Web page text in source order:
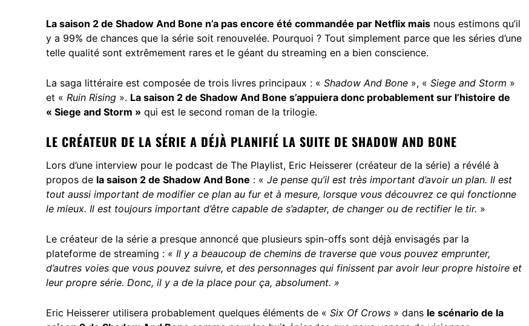
La saison 2 de Shadow And Bone n’a pas encore été commandée par Netflix mais nous estimons qu’il
y a 99% de chances que la série soit renouvelée. Pourquoi ? Tout simplement parce que les séries d’une
telle qualité sont extrêmement rares et le géant du streaming en a bien conscience.
La saga littéraire est composée de trois livres principaux : « Shadow And Bone », « Siege and Storm »
et « Ruin Rising ». La saison 2 de Shadow And Bone s’appuiera donc probablement sur l’histoire de
« Siege and Storm » qui est le second roman de la trilogie.
LE CRÉATEUR DE LA SÉRIE A DÉJÀ PLANIFIÉ LA SUITE DE SHADOW AND BONE
Lors d’une interview pour le podcast de The Playlist, Eric Heisserer (créateur de la série) a révélé à
propos de la saison 2 de Shadow And Bone : « Je pense qu’il est très important d’avoir un plan. Il est
tout aussi important de modifier ce plan au fur et à mesure, lorsque vous découvrez ce qui fonctionne
le mieux. Il est toujours important d’être capable de s’adapter, de changer ou de rectifier le tir. »
Le créateur de la série a presque annoncé que plusieurs spin-offs sont déjà envisagés par la
plateforme de streaming : « Il y a beaucoup de chemins de traverse que vous pouvez emprunter,
d’autres voies que vous pouvez suivre, et des personnages qui finissent par avoir leur propre histoire et
leur propre série. Donc, il y a de la place pour ça, absolument. »
Eric Heisserer utilisera probablement quelques éléments de « Six Of Crows » dans le scénario de la